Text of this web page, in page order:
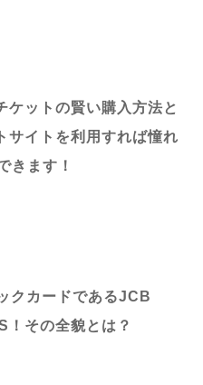
ケットの賢い購入方法と
サイトを利用すれば憧れ
きます！
クカードであるJCB
その全貌とは？